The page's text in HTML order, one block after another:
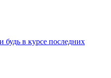
будь в курсе последних